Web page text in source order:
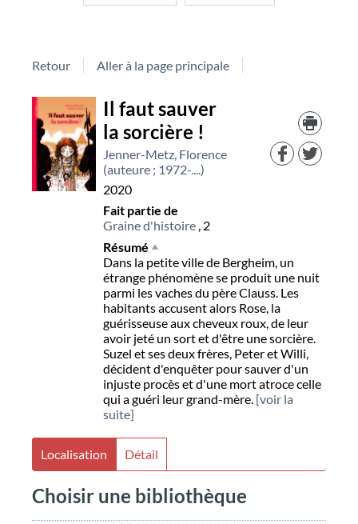
Retour Aller à la page principale
Détail
document
Il faut sauver
la sorcière !
Jenner-Metz, Florence
(auteure ; 1972-....)
2020
Fait partie de
Graine d'histoire, 2
Résumé
Dans la petite ville de Bergheim, un
étrange phénomène se produit une nuit
parmi les vaches du père Clauss. Les
habitants accusent alors Rose, la
guérisseuse aux cheveux roux, de leur
avoir jeté un sort et d'être une sorcière.
Suzel et ses deux frères, Peter et Willi,
décident d'enquêter pour sauver d'un
injuste procès et d'une mort atroce celle
qui a guéri leur grand-mère. [voir la
suite]
Localisation Détail
Choisir une bibliothèque